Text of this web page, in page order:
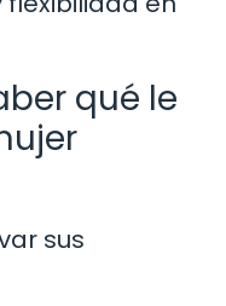
qué le
sus